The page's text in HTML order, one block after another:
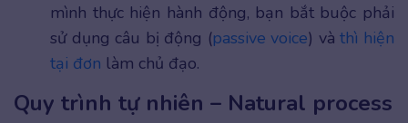
mình thực hiện hành động, bạn bắt buộc phải
sử dụng câu bị động (passive voice) vàthì hiện
tại đơn làm chủ đạo.
Quy trình tự nhiên – Natural process